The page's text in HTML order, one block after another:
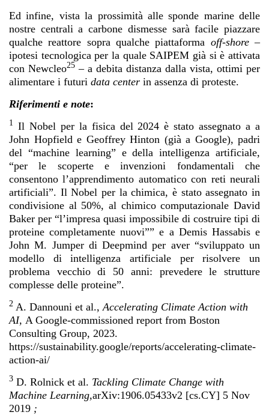
Ed infine, vista la prossimità alle sponde marine delle
nostre centrali a carbone dismesse sarà facile piazzare
qualche reattore sopra qualche piattaforma off-shore–
ipotesi tecnologica per la quale SAIPEM già si è attivata
con Newcleo25 – a debita distanza dalla vista, ottimi per
alimentare i futuri data center in assenza di proteste.
Riferimenti e note:
1
Il Nobel per la fisica del 2024 è stato assegnato a a
John Hopfield e Geoffrey Hinton (già a Google), padri
del “machine learning” e della intelligenza artificiale,
“per le scoperte e invenzioni fondamentali che
consentono l’apprendimento automatico con reti neurali
artificiali”. Il Nobel per la chimica, è stato assegnato in
condivisione al 50%, al chimico computazionale David
Baker per “l’impresa quasi impossibile di costruire tipi di
proteine completamente nuovi”” e a Demis Hassabis e
John M. Jumper di Deepmind per aver “sviluppato un
modello di intelligenza artificiale per risolvere un
problema vecchio di 50 anni: prevedere le strutture
complesse delle proteine”.
2 A. Dannouni et al., Accelerating Climate Action with
AI, A Google-commissioned report from Boston
Consulting Group, 2023.
https://sustainability.google/reports/accelerating-climate-
action-ai/
3 D. Rolnick et al. Tackling Climate Change with
Machine Learning,arXiv:1906.05433v2 [cs.CY] 5 Nov
2019 ;